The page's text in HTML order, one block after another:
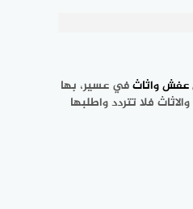
عفش واثاثفي عسير، بها
فلا تتردد واطلبها